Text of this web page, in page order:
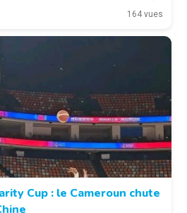
© 237lions.com
en Côte d’Ivoire. LA SUITE APRÈS
164 vues
Cup : le Cameroun chute